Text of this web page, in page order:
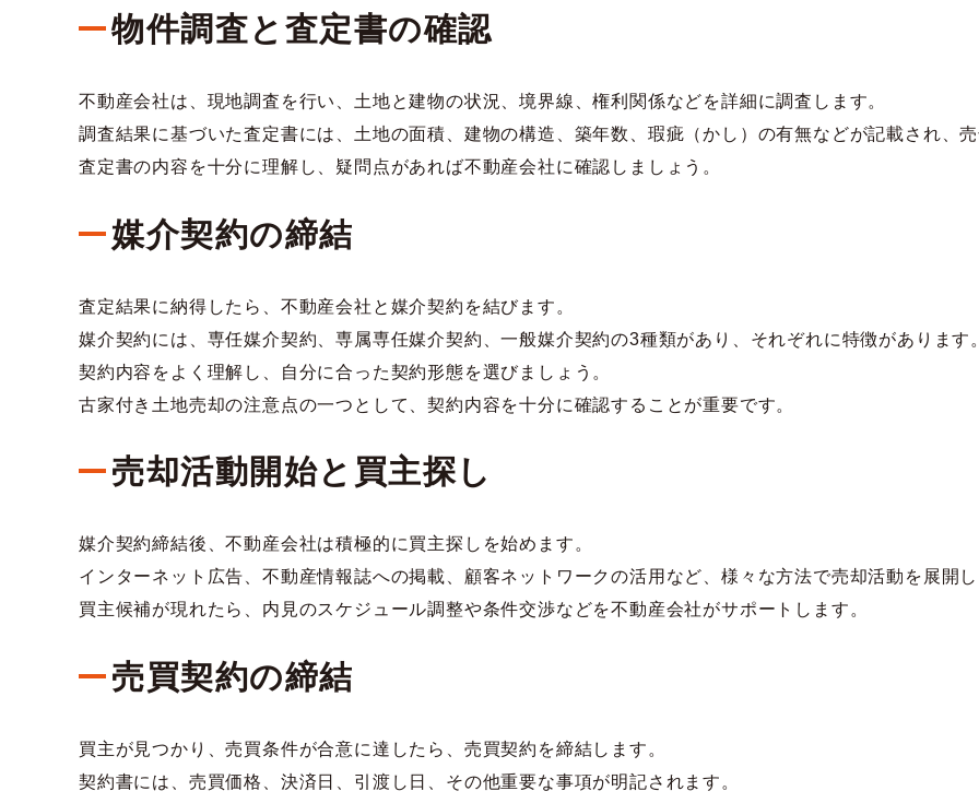
物件調査と査定書の確認
不動産会社は、現地調査を行い、土地と建物の状況、境界線、権利関係などを詳細に調査します。
調査結果に基づいた査定書には、土地の面積、建物の構造、築年数、瑕疵（かし）の有無などが記載され、
査定書の内容を十分に理解し、疑問点があれば不動産会社に確認しましょう。
媒介契約の締結
査定結果に納得したら、不動産会社と媒介契約を結びます。
媒介契約には、専任媒介契約、専属専任媒介契約、一般媒介契約の3種類があり、それぞれに特徴があります
契約内容をよく理解し、自分に合った契約形態を選びましょう。
古家付き土地売却の注意点の一つとして、契約内容を十分に確認することが重要です。
売却活動開始と買主探し
媒介契約締結後、不動産会社は積極的に買主探しを始めます。
インターネット広告、不動産情報誌への掲載、顧客ネットワークの活用など、様々な方法で売却活動を展開
買主候補が現れたら、内見のスケジュール調整や条件交渉などを不動産会社がサポートします。
売買契約の締結
買主が見つかり、売買条件が合意に達したら、売買契約を締結します。
契約書には、売買価格、決済日、引渡し日、その他重要な事項が明記されます。